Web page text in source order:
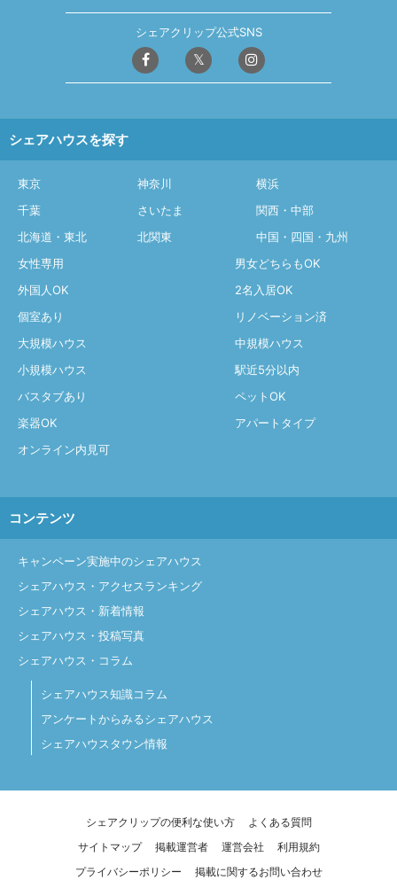
シェアクリップ公式SNS
シェアハウスを探す
東京 神奈川
横浜
千葉
さいたま
関西・中部
北海道・東北
北関東
中国・四国・九州
女性専用
男女どちらもOK
外国人OK
2名入居OK
個室あり
リノベーション済
大規模ハウス
中規模ハウス
小規模ハウス
駅近5分以内
バスタブあり
ペットOK
楽器OK
アパートタイプ
オンライン内見可
コンテンツ
キャンペーン実施中のシェアハウス
シェアハウス・アクセスランキング
シェアハウス・新着情報
シェアハウス・投稿写真
シェアハウス・コラム
シェアハウス知識コラム
アンケートからみるシェアハウス
シェアハウスタウン情報
シェアクリップの便利な使い方
よくある質問
サイトマップ
掲載運営者 運営会社
利用規約
プライバシーポリシー
掲載に関するお問い合わせ